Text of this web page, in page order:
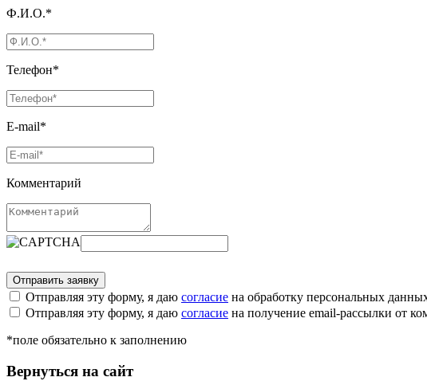
Ф.И.О.*
Телефон*
E-mail*
Комментарий
Отправляя эту форму, я даю согласие на обработку персональных
Отправляя эту форму, я даю согласие на получение email-рассылки от
*поле обязательно к заполнению
Вернуться на сайт